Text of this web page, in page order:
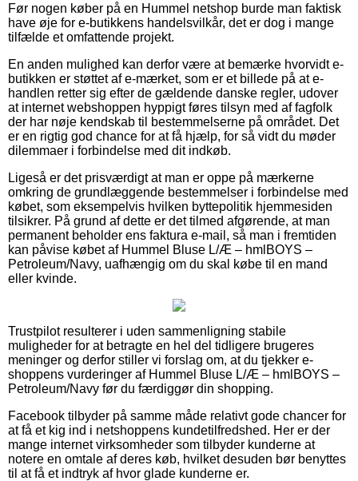
Før nogen køber på en Hummel netshop burde man faktisk
have øje for e-butikkens handelsvilkår, det er dog i mange
tilfælde et omfattende projekt.
En anden mulighed kan derfor være at bemærke hvorvidt e-
butikken er støttet af e-mærket, som er et billede på at e-
handlen retter sig efter de gældende danske regler, udover
at internet webshoppen hyppigt føres tilsyn med af fagfolk
der har nøje kendskab til bestemmelserne på området. Det
er en rigtig god chance for at få hjælp, for så vidt du møder
dilemmaer i forbindelse med dit indkøb.
Ligeså er det prisværdigt at man er oppe på mærkerne
omkring de grundlæggende bestemmelser i forbindelse med
købet, som eksempelvis hvilken byttepolitik hjemmesiden
tilsikrer. På grund af dette er det tilmed afgørende, at man
permanent beholder ens faktura e-mail, så man i fremtiden
kan påvise købet af Hummel Bluse L/Æ – hmlBOYS –
Petroleum/Navy, uafhængig om du skal købe til en mand
eller kvinde.
Trustpilot resulterer i uden sammenligning stabile
muligheder for at betragte en hel del tidligere brugeres
meninger og derfor stiller vi forslag om, at du tjekker e-
shoppens vurderinger af Hummel Bluse L/Æ – hmlBOYS –
Petroleum/Navy før du færdiggør din shopping.
Facebook tilbyder på samme måde relativt gode chancer for
at få et kig ind i netshoppens kundetilfredshed. Her er der
mange internet virksomheder som tilbyder kunderne at
notere en omtale af deres køb, hvilket desuden bør benyttes
til at få et indtryk af hvor glade kunderne er.